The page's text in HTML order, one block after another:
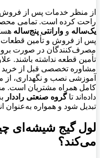
از منظر خدمات پس از فروش
راحت کرده است. تمامی
یک‌ساله و وارانتی پنج‌ساله
پس از فروش و تأمین
مصرف‌کنندگان در صورت
تأمین قطعه نداشته باشند.
مشاوره تخصصی قبل از خرید
آموزشی نصب و نگهداری، از
کامل همراه مشتریان است.
داده‌اند تاگروه صنعتی راددار
تبدیل شود و همواره به‌عنوان
لول گیج شیشه‌ای
می‌کند؟